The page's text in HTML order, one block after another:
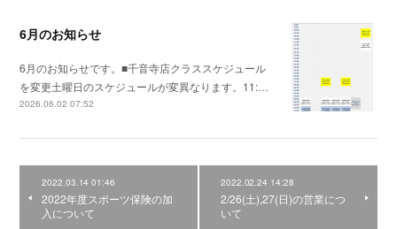
6月のお知らせ
6月のお知らせです。■千音寺店クラススケジュール
を変更土曜日のスケジュールが変異なります。11:…
2026.06.02 07:52
2022.03.14 01:46
2022年度スポーツ保険の加
入について
2022.02.24 14:28
2/26(土),27(日)の営業につ
いて